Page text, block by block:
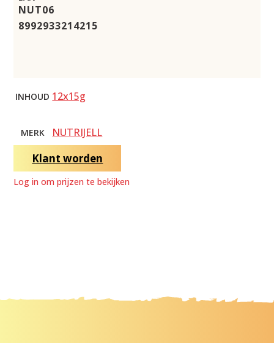
NUT06
8992933214215
INHOUD 12x15g
MERK NUTRIJELL
Klant worden
Log in om prijzen te bekijken